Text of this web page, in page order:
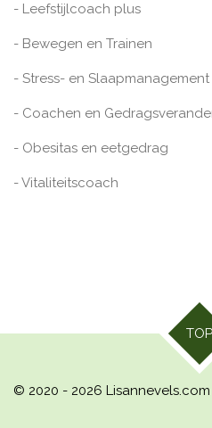
- Leefstijlcoach plus
- Bewegen en Trainen
- Stress- en Slaapmanagement
- Coachen en
- Obesitas en eetgedrag
- Vitaliteitscoach
TOP
© 2020 - 2026 Lisannevels.com